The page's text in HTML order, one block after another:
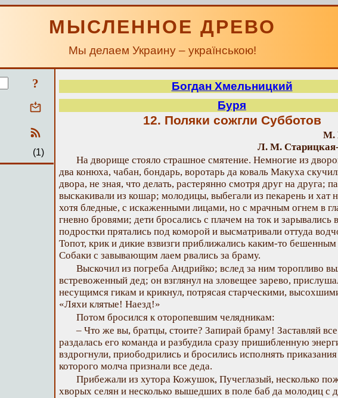
МЫСЛЕННОЕ ДРЕВО
Мы делаем Украину – українською!
?
(1)
Богдан Хмельницкий
Буря
12. Поляки сожгли Субботов
М.
Л. М.
На дворище стояло страшное смятение. Немногие из
два конюха, чабан, бондарь, воротарь да коваль Макуха
двора, не зная, что делать, растерянно смотря друг на друга;
выскакивали из кошар; молодицы, выбегали из пекарень и хат
хотя бледные, с искаженными лицами, но с мрачным огнем в
гневно бровями; дети бросались с плачем на ток и зарывались
подростки прятались под коморой и высматривали оттуда
Топот, крик и дикие взвизги приближались каким-то
Собаки с завывающим лаем рвались за браму.
Выскочил из погреба Андрийко; вслед за ним торопливо
встревоженный дед; он взглянул на зловещее зарево,
несущимся гикам и крикнул, потрясая старческими,
«Ляхи клятые! Наезд!»
Потом бросился к оторопевшим челядникам:
– Что же вы, братцы, стоите? Запирай браму! Заставляй
раздалась его команда и разбудила сразу пришибленную
вздрогнули, приободрились и бросились исполнять
которого молча признали все деда.
Прибежали из хутора Кожушок, Пучеглазый, несколько
хворых селян и несколько вышедших в поле баб да молодиц с